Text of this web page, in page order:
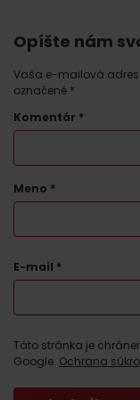
Opíšte nám
Vaša e-mailová
označené *
Komentár *
Meno *
E-mail *
Táto stránka je
Google. Ochrana